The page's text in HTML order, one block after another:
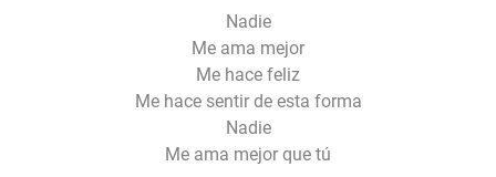
Nadie
Me ama mejor
Me hace feliz
Me hace sentir de esta forma
Nadie
Me ama mejor que tú